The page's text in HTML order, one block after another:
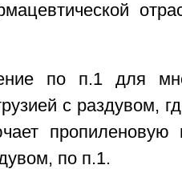
по п.1 для
с раздувом,
пропиленовую
по п.1.